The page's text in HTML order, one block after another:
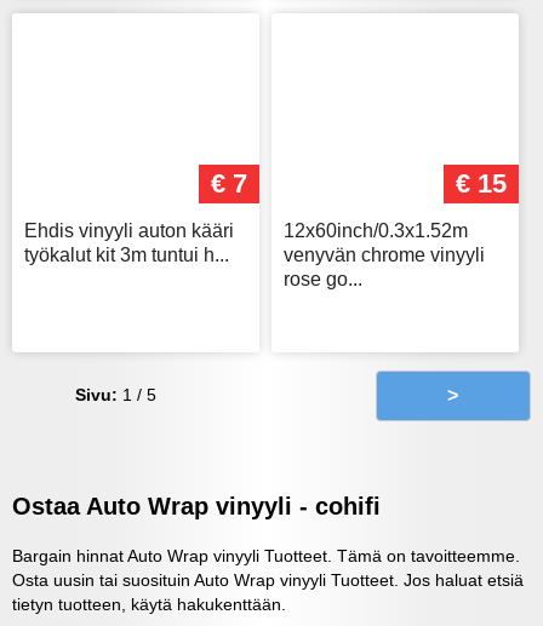
€ 7
Ehdis vinyyli auton kääri
työkalut kit 3m tuntui h...
€ 15
12x60inch/0.3x1.52m
venyvän chrome vinyyli
rose go...
Sivu: 1 / 5 >
Ostaa Auto Wrap vinyyli - cohifi
Bargain hinnat Auto Wrap vinyyli Tuotteet. Tämä on tavoitteemme.
Osta uusin tai suosituin Auto Wrap vinyyli Tuotteet. Jos haluat etsiä
tietyn tuotteen, käytä hakukenttään.